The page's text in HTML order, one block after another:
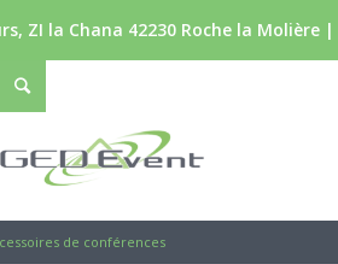
ZI la Chana 42230 Roche la Molière |
de conférences